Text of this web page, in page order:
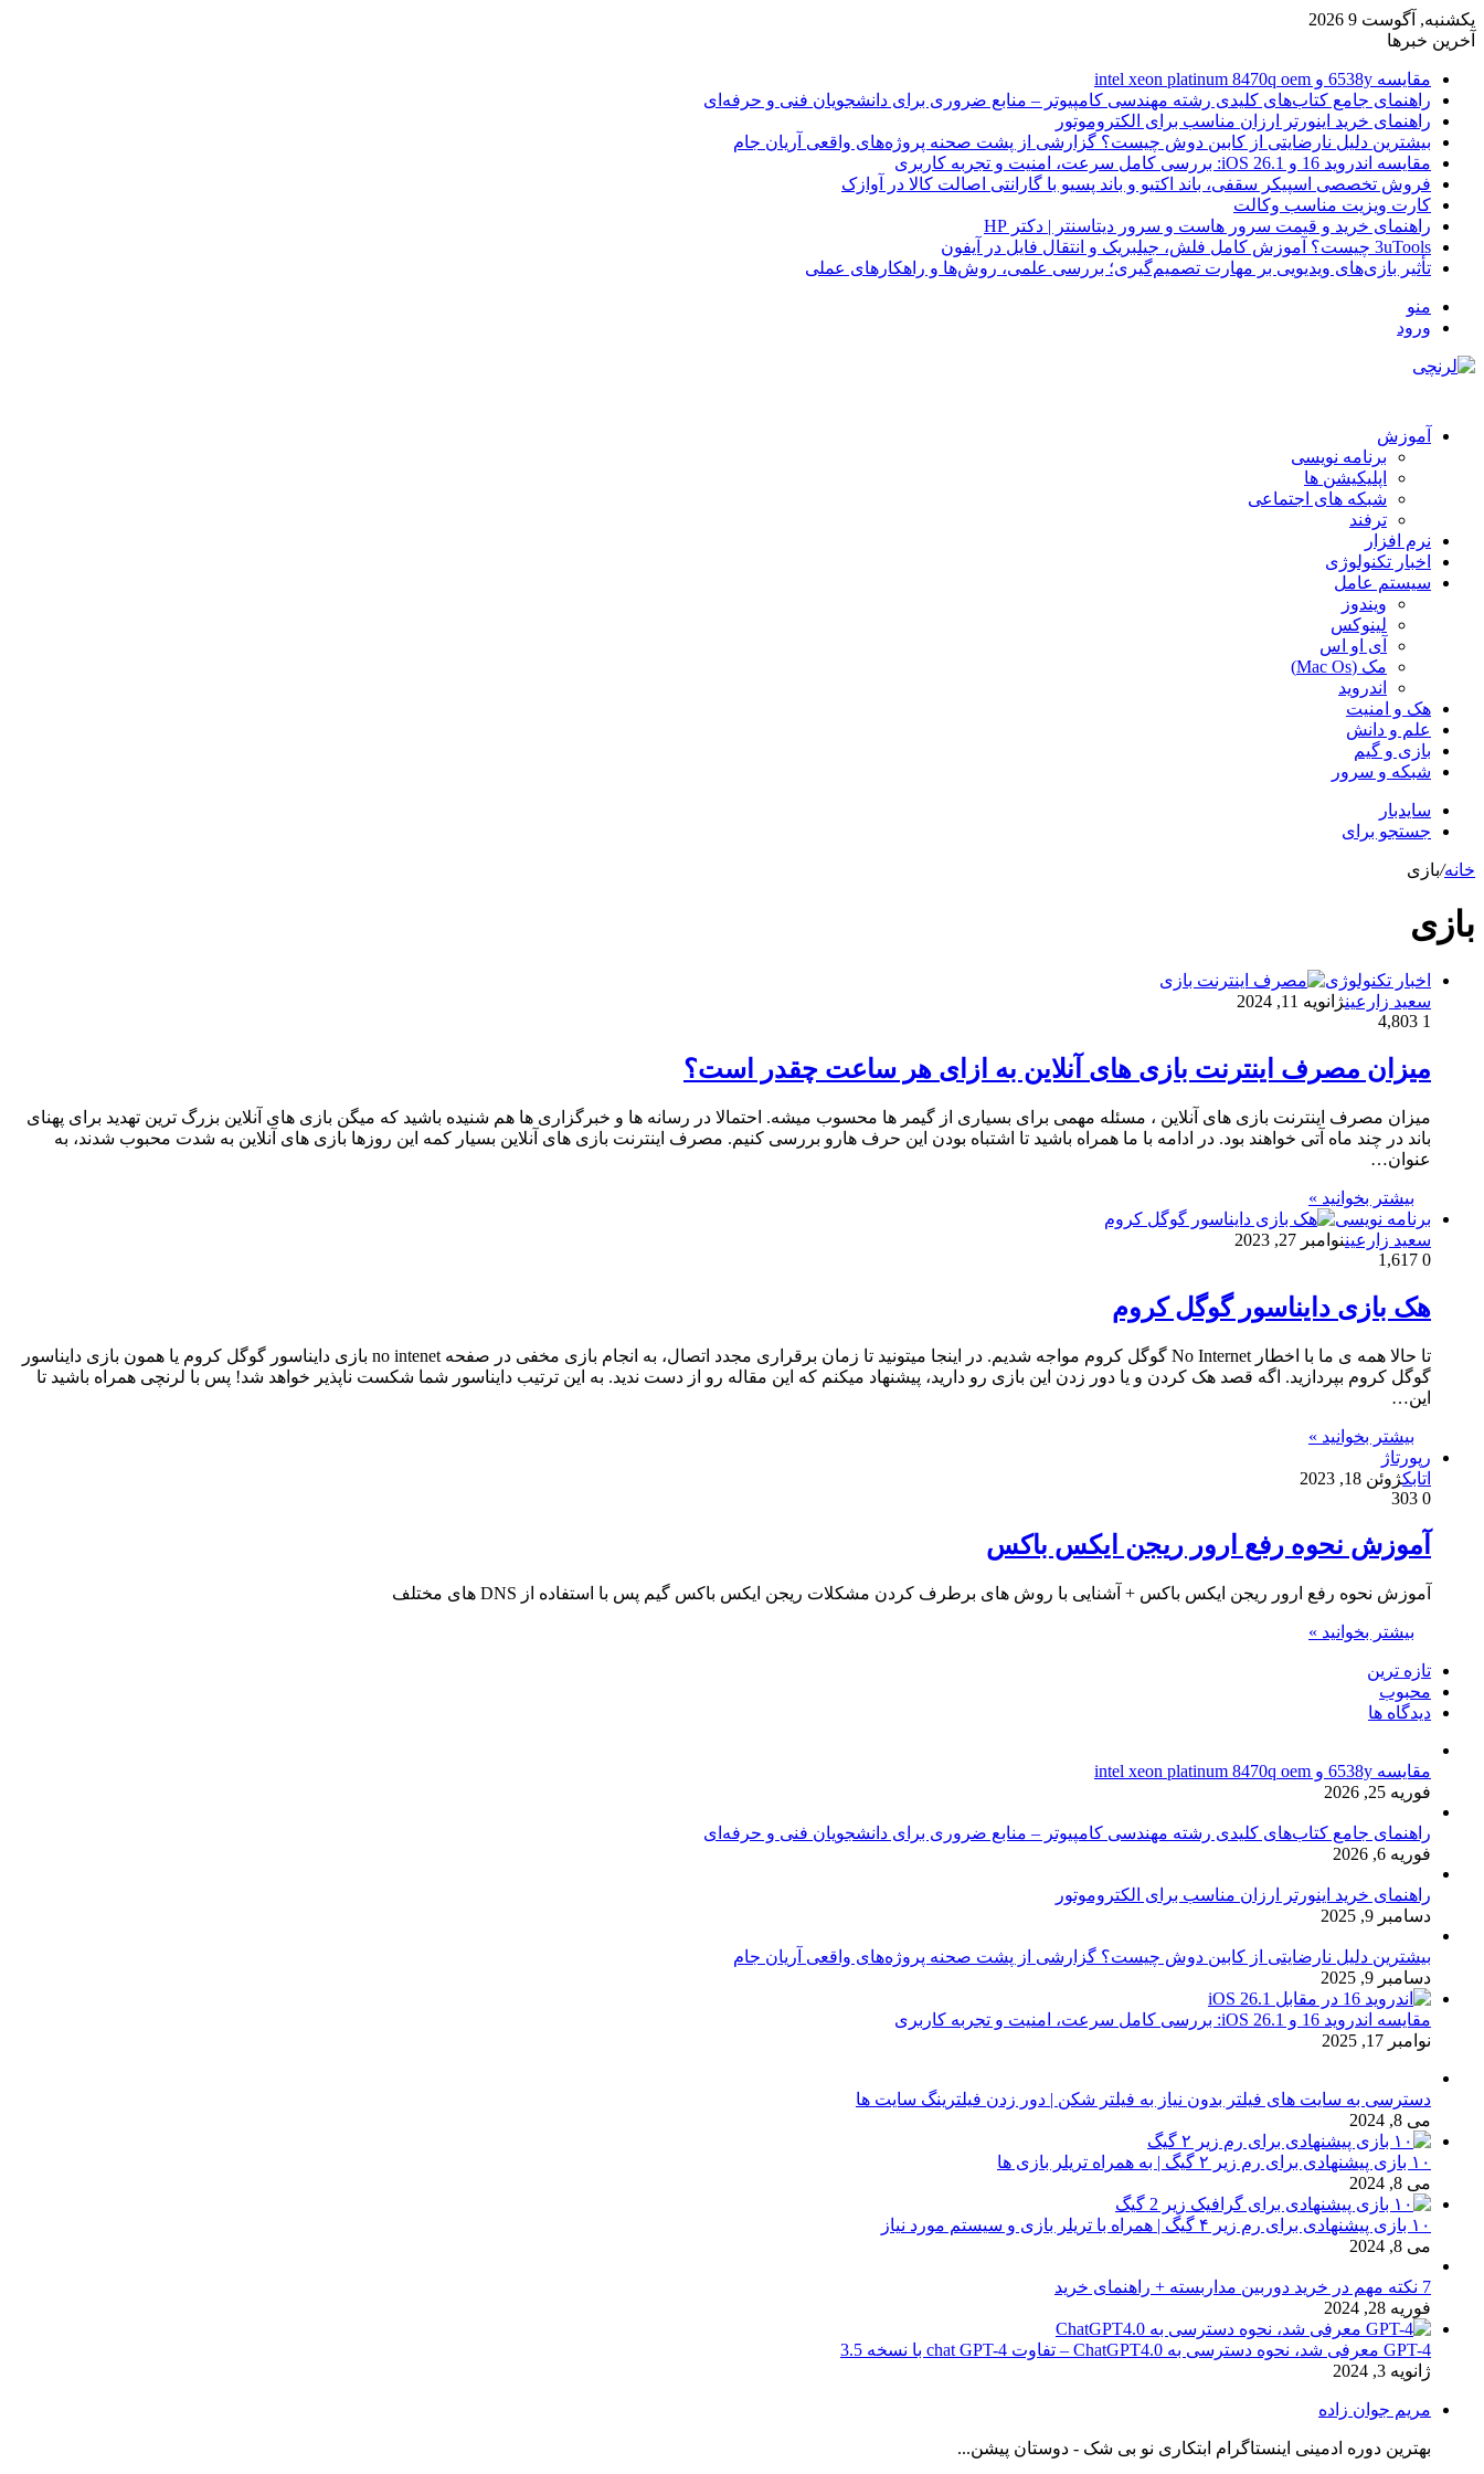
یکشنبه, آگوست 9 2026
آخرین خبرها
مقایسه 6538y و intel xeon platinum 8470q oem
راهنمای جامع کتاب‌های کلیدی رشته مهندسی کامپیوتر – منابع ضروری برای دانشجویان فنی و حرفه‌ای
راهنمای خرید اینورتر ارزان مناسب برای الکتروموتور
بیشترین دلیل نارضایتی از کابین دوش چیست؟ گزارشی از پشت صحنه پروژه‌های واقعی آریان جام
مقایسه اندروید 16 و iOS 26.1: بررسی کامل سرعت، امنیت و تجربه کاربری
فروش تخصصی اسپیکر سقفی، باند اکتیو و باند پسیو با گارانتی اصالت کالا در آوازک
کارت ویزیت مناسب وکالت
راهنمای خرید و قیمت سرور هاست و سرور دیتاسنتر | دکتر HP
3uTools چیست؟ آموزش کامل فلش، جیلبریک و انتقال فایل در آیفون
تأثیر بازی‌های ویدیویی بر مهارت تصمیم‌گیری؛ بررسی علمی، روش‌ها و راهکارهای عملی
منو
ورود
آموزش
برنامه نویسی
اپلیکیشن ها
شبکه های اجتماعی
ترفند
نرم افزار
اخبار تکنولوژی
سیستم عامل
ویندوز
لینوکس
آی او اس
مک (Mac Os)
اندروید
هک و امنیت
علم و دانش
بازی و گیم
شبکه و سرور
سایدبار
جستجو برای
خانه/بازی
بازی
اخبار تکنولوژی
سعید زارعینژانویه 11, 2024
1
میزان مصرف اینترنت بازی های آنلاین به ازای هر ساعت چقدر است؟
میزان مصرف اینترنت بازی های آنلاین ، مسئله مهمی برای بسیاری از گیمر ها محسوب میشه. احتمالا در رسانه ها و خبرگزاری ها هم شنیده باشید که میگن بازی های آنلاین بزرگ ترین تهدید برای پهنای
باند در چند ماه آتی خواهند بود. در ادامه با ما همراه باشید تا اشتباه بودن این حرف هارو بررسی کنیم. مصرف اینترنت بازی های آنلاین بسیار کمه این روزها بازی های آنلاین به شدت محبوب شدند، به
عنوان…
بیشتر بخوانید »
برنامه نویسی
سعید زارعیننوامبر 27, 2023
0
هک بازی دایناسور گوگل کروم
تا حالا همه ی ما با اخطار No Internet گوگل کروم مواجه شدیم. در اینجا میتونید تا زمان برقراری مجدد اتصال، به انجام بازی مخفی در صفحه no intenet بازی دایناسور گوگل کروم یا همون بازی دایناسور
گوگل کروم بپردازید. اگه قصد هک کردن و یا دور زدن این بازی رو دارید، پیشنهاد میکنم که این مقاله رو از دست ندید. به این ترتیب دایناسور شما شکست ‌ناپذیر خواهد شد! پس با لرنچی همراه باشید تا
این…
بیشتر بخوانید »
رپورتاژ
اتابکژوئن 18, 2023
0
آموزش نحوه رفع ارور ریجن ایکس باکس
آموزش نحوه رفع ارور ریجن ایکس باکس + آشنایی با روش های برطرف کردن مشکلات ریجن ایکس باکس گیم پس با استفاده از DNS های مختلف
بیشتر بخوانید »
تازه ترین
محبوب
دیدگاه ها
مقایسه 6538y و intel xeon platinum 8470q oem
فوریه 25, 2026
راهنمای جامع کتاب‌های کلیدی رشته مهندسی کامپیوتر – منابع ضروری برای دانشجویان فنی و حرفه‌ای
فوریه 6, 2026
راهنمای خرید اینورتر ارزان مناسب برای الکتروموتور
دسامبر 9, 2025
بیشترین دلیل نارضایتی از کابین دوش چیست؟ گزارشی از پشت صحنه پروژه‌های واقعی آریان جام
دسامبر 9, 2025
مقایسه اندروید 16 و iOS 26.1: بررسی کامل سرعت، امنیت و تجربه کاربری
نوامبر 17, 2025
دسترسی به سایت های فیلتر بدون نیاز به فیلتر شکن | دور زدن فیلترینگ سایت ها
می 8, 2024
۱۰ بازی پیشنهادی برای رم زیر ۲ گیگ | به همراه تریلر بازی ها
می 8, 2024
۱۰ بازی پیشنهادی برای رم زیر ۴ گیگ | همراه با تریلر بازی و سیستم مورد نیاز
می 8, 2024
7 نکته مهم در خرید دوربین مداربسته + راهنمای خرید
فوریه 28, 2024
GPT-4 معرفی شد، نحوه دسترسی به ChatGPT4.0 – تفاوت chat GPT-4 با نسخه 3.5
ژانویه 3, 2024
مریم جوان زاده
بهترین دوره ادمینی اینستاگرام ابتکاری نو بی شک - دوستان پیشن...